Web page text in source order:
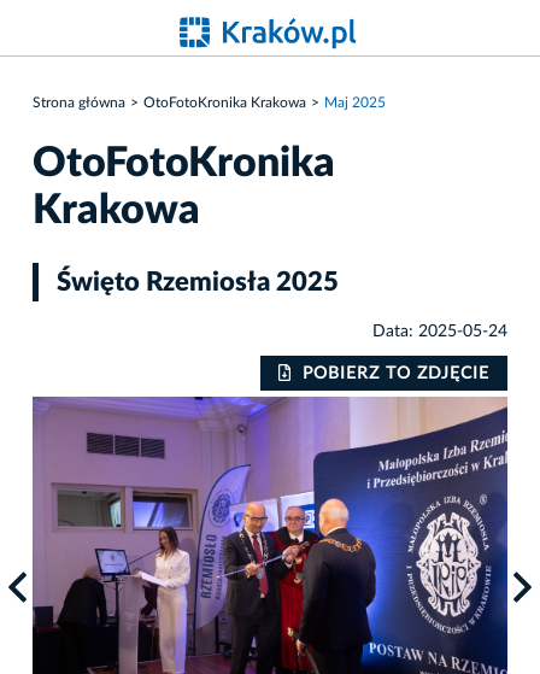
Strona główna OtoFotoKronika Krakowa Maj 2025
OtoFotoKronika
Krakowa
Święto Rzemiosła 2025
Data: 2025-05-24
POBIERZ TO ZDJĘCIE